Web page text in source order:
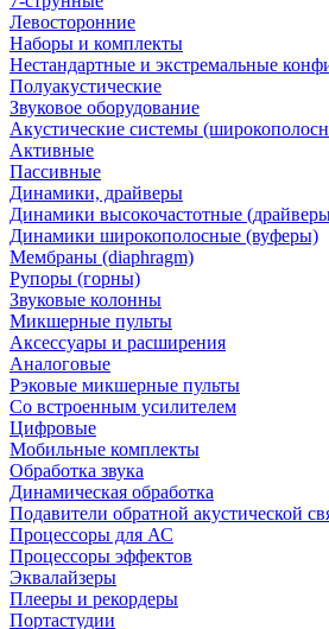
Левосторонние
Наборы и комплекты
Нестандартные и экстремальные
Полуакустические
Звуковое оборудование
Акустические системы
Активные
Пассивные
Динамики, драйверы
Динамики высокочастотные
Динамики широкополосные (вуферы)
Мембраны (diaphragm)
Рупоры (горны)
Звуковые колонны
Микшерные пульты
Аксессуары и расширения
Аналоговые
Рэковые микшерные пульты
Со встроенным усилителем
Цифровые
Мобильные комплекты
Обработка звука
Динамическая обработка
Подавители обратной акустической
Процессоры для АС
Процессоры эффектов
Эквалайзеры
Плееры и рекордеры
Портастудии